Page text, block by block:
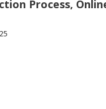
Process,